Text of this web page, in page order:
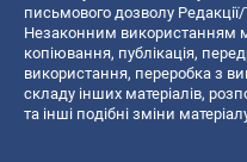
письмового дозволу
Незаконним використанням
копiювання, публiкацiя,
використання, переробка з
складу інших матеріалів,
та інші подібні зміни